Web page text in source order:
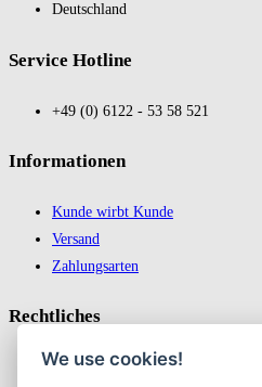
Deutsch­land
Service Hotline
+49 (0) 6122 - 53 58 521
In­for­ma­tio­nen
Kunde wirbt Kunde
Versand
Zahlungsarten
Recht­liches
Impressum
We use cookies!